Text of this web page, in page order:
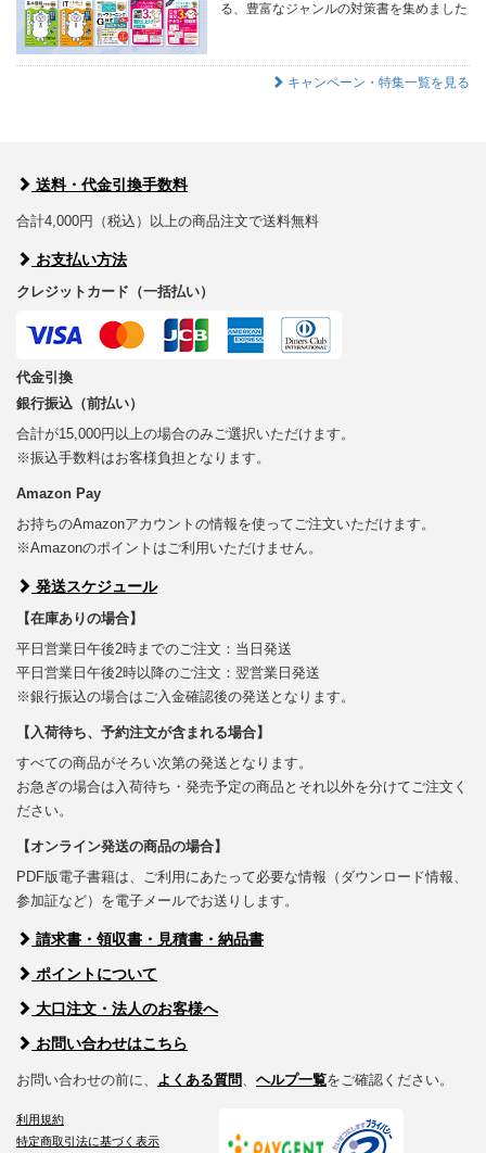
る、豊富なジャンルの対策書を集めました
キャンペーン・特集一覧を見る
送料・代金引換手数料
合計4,000円（税込）以上の商品注文で送料無料
お支払い方法
クレジットカード（一括払い）
代金引換
銀行振込（前払い）
合計が15,000円以上の場合のみご選択いただけます。
※振込手数料はお客様負担となります。
Amazon Pay
お持ちのAmazonアカウントの情報を使ってご注文いただけます。
※Amazonのポイントはご利用いただけません。
発送スケジュール
【在庫ありの場合】
平日営業日午後2時までのご注文：当日発送
平日営業日午後2時以降のご注文：翌営業日発送
※銀行振込の場合はご入金確認後の発送となります。
【入荷待ち、予約注文が含まれる場合】
すべての商品がそろい次第の発送となります。
お急ぎの場合は入荷待ち・発売予定の商品とそれ以外を分けてご注文く
ださい。
【オンライン発送の商品の場合】
PDF版電子書籍は、ご利用にあたって必要な情報（ダウンロード情報、
参加証など）を電子メールでお送りします。
請求書・領収書・見積書・納品書
ポイントについて
大口注文・法人のお客様へ
お問い合わせはこちら
お問い合わせの前に、 よくある質問、 ヘルプ一覧をご確認ください。
利用規約
特定商取引法に基づく表示